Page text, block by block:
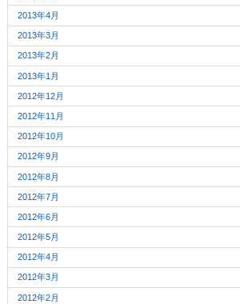
2013年4月
2013年3月
2013年2月
2013年1月
2012年12月
2012年11月
2012年10月
2012年9月
2012年8月
2012年7月
2012年6月
2012年5月
2012年4月
2012年3月
2012年2月